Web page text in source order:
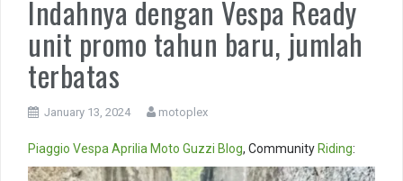
Indahnya dengan Vespa Ready
unit promo tahun baru, jumlah
terbatas
January 13, 2024 motoplex
Piaggio Vespa Aprilia Moto Guzzi Blog, Community Riding: